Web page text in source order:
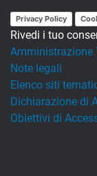
Privacy Policy
Rivedi i tuo
Amministrazione
Note legali
Elenco siti
Dichiarazione di
Obiettivi di